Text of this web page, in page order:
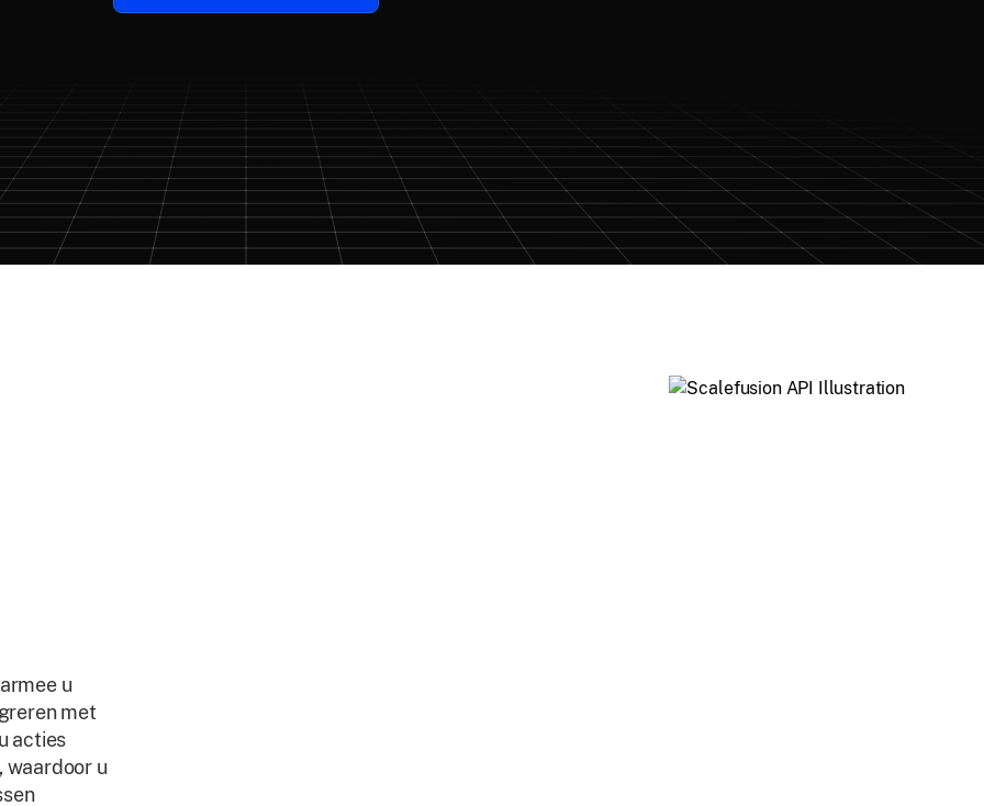
u
met
acties
waardoor u